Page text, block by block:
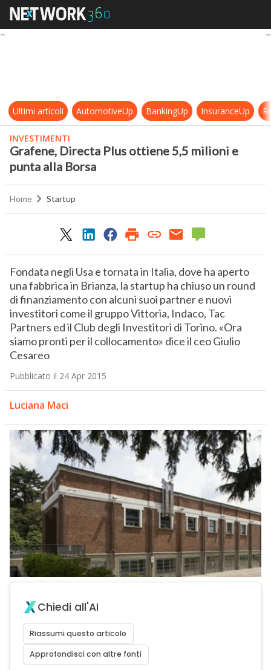
Grafene, Directa Plus ottiene 5,5
Ultimi articoli AutomotiveUp BankingUp InsuranceUp
INVESTIMENTI
Grafene, Directa Plus ottiene 5,5 milioni e
punta alla Borsa
Home Startup
Fondata negli Usa e tornata in Italia, dove ha aperto
una fabbrica in Brianza, la startup ha chiuso un round
di finanziamento con alcuni suoi partner e nuovi
investitori come il gruppo Vittoria, Indaco, Tac
Partners ed il Club degli Investitori di Torino. «Ora
siamo pronti per il collocamento» dice il ceo Giulio
Cesareo
Pubblicato il 24 Apr 2015
Luciana Maci
Chiedi all'AI
Riassumi questo articolo
Approfondisci con altre fonti